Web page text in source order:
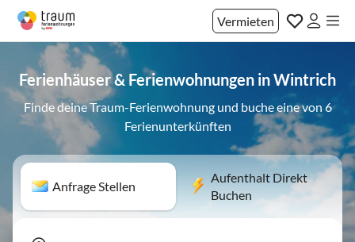
Vermieten
Ferienhäuser & Ferienwohnungen in Wintrich
Finde deine Traum-Ferienwohnung und buche eine von 6
Ferienunterkünften
Anfrage Stellen
Aufenthalt Direkt
Buchen